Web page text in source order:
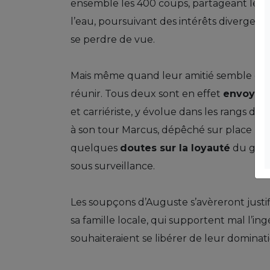
ensemble les 400 coups, partageant les
l’eau, poursuivant des intérêts
se perdre de vue.
Mais même quand leur amitié semble
réunir. Tous deux sont en effet envoyés
et carriériste, y évolue dans les rangs
à son tour Marcus, dépêché sur place
quelques doutes sur la loyauté du
sous surveillance.
Les soupçons d’Auguste s’avèreront
sa famille locale, qui supportent mal
souhaiteraient se libérer de leur